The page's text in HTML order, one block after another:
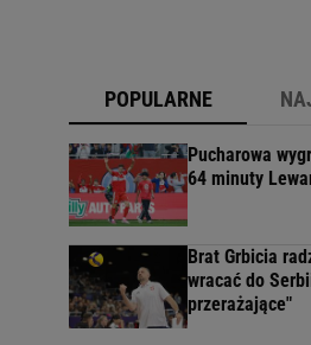
POPULARNE
Pucharowa
64 minuty
Brat Grbicia
wracać do
przerażające"